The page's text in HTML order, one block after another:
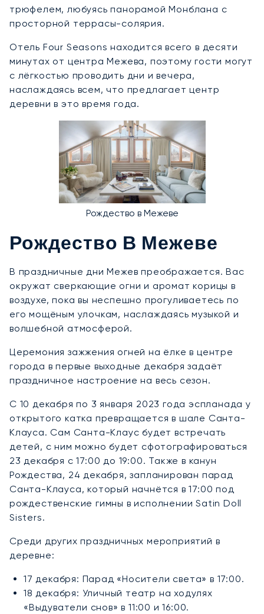
трюфелем, любуясь панорамой Монблана с
просторной террасы-солярия.
Отель Four Seasons находится всего в десяти
минутах от центра Межева, поэтому гости могут
с лёгкостью проводить дни и вечера,
наслаждаясь всем, что предлагает центр
деревни в это время года.
Рождество в Межеве
Рождество В Межеве
В праздничные дни Межев преображается. Вас
окружат сверкающие огни и аромат корицы в
воздухе, пока вы неспешно прогуливаетесь по
его мощёным улочкам, наслаждаясь музыкой и
волшебной атмосферой.
Церемония зажжения огней на ёлке в центре
города в первые выходные декабря задаёт
праздничное настроение на весь сезон.
С 10 декабря по 3 января 2023 года эспланада у
открытого катка превращается в шале Санта-
Клауса. Сам Санта-Клаус будет встречать
детей, с ним можно будет сфотографироваться
23 декабря с 17:00 до 19:00. Также в канун
Рождества, 24 декабря, запланирован парад
Санта-Клауса, который начнётся в 17:00 под
рождественские гимны в исполнении Satin Doll
Sisters.
Среди других праздничных мероприятий в
деревне:
17 декабря: Парад «Носители света» в 17:00.
18 декабря: Уличный театр на ходулях
«Выдуватели снов» в 11:00 и 16:00.